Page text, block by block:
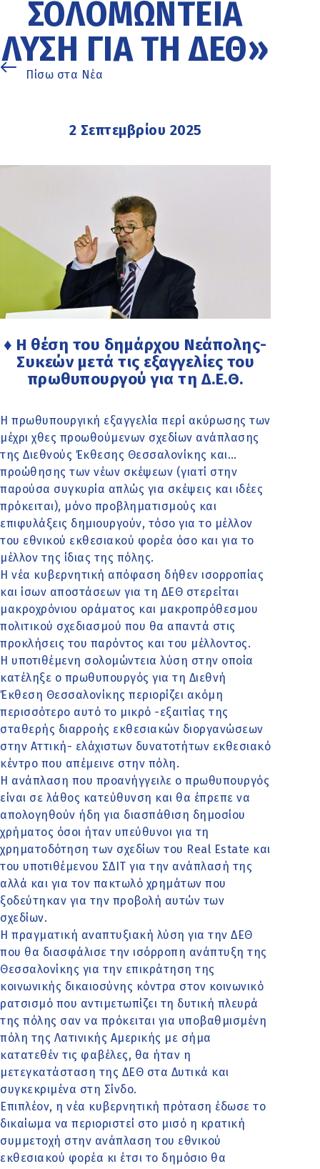
ΣΟΛΟΜΏΝΤΕΙΑ
ΛΎΣΗ ΓΙΑ ΤΗ ΔΕΘ»
Πίσω στα Νέα
2 Σεπτεμβρίου 2025
♦ Η θέση του δημάρχου Νεάπολης-
Συκεών μετά τις εξαγγελίες του
πρωθυπουργού για τη Δ.Ε.Θ.
Η πρωθυπουργική εξαγγελία περί ακύρωσης των
μέχρι χθες προωθούμενων σχεδίων ανάπλασης
της Διεθνούς Έκθεσης Θεσσαλονίκης και…
προώθησης των νέων σκέψεων (γιατί στην
παρούσα συγκυρία απλώς για σκέψεις και ιδέες
πρόκειται), μόνο προβληματισμούς και
επιφυλάξεις δημιουργούν, τόσο για το μέλλον
του εθνικού εκθεσιακού φορέα όσο και για το
μέλλον της ίδιας της πόλης.
Η νέα κυβερνητική απόφαση δήθεν ισορροπίας
και ίσων αποστάσεων για τη ΔΕΘ στερείται
μακροχρόνιου οράματος και μακροπρόθεσμου
πολιτικού σχεδιασμού που θα απαντά στις
προκλήσεις του παρόντος και του μέλλοντος.
Η υποτιθέμενη σολομώντεια λύση στην οποία
κατέληξε ο πρωθυπουργός για τη Διεθνή
Έκθεση Θεσσαλονίκης περιορίζει ακόμη
περισσότερο αυτό το μικρό -εξαιτίας της
σταθερής διαρροής εκθεσιακών διοργανώσεων
στην Αττική- ελάχιστων δυνατοτήτων εκθεσιακό
κέντρο που απέμεινε στην πόλη.
Η ανάπλαση που προανήγγειλε ο πρωθυπουργός
είναι σε λάθος κατεύθυνση και θα έπρεπε να
απολογηθούν ήδη για διασπάθιση δημοσίου
χρήματος όσοι ήταν υπεύθυνοι για τη
χρηματοδότηση των σχεδίων του Real Estate και
του υποτιθέμενου ΣΔΙΤ για την ανάπλασή της
αλλά και για τον πακτωλό χρημάτων που
ξοδεύτηκαν για την προβολή αυτών των
σχεδίων.
Η πραγματική αναπτυξιακή λύση για την ΔΕΘ
που θα διασφάλισε την ισόρροπη ανάπτυξη της
Θεσσαλονίκης για την επικράτηση της
κοινωνικής δικαιοσύνης κόντρα στον κοινωνικό
ρατσισμό που αντιμετωπίζει τη δυτική πλευρά
της πόλης σαν να πρόκειται για υποβαθμισμένη
πόλη της Λατινικής Αμερικής με σήμα
κατατεθέν τις φαβέλες, θα ήταν η
μετεγκατάσταση της ΔΕΘ στα Δυτικά και
συγκεκριμένα στη Σίνδο.
Επιπλέον, η νέα κυβερνητική πρόταση έδωσε το
δικαίωμα να περιοριστεί στο μισό η κρατική
συμμετοχή στην ανάπλαση του εθνικού
εκθεσιακού φορέα κι έτσι το δημόσιο θα